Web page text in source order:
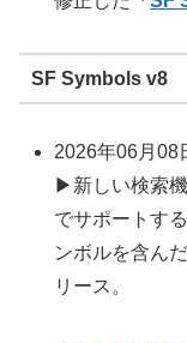
SF Symbols v8
2026年06月08
▶新しい検索
でサポートす
ンボルを含んだ
リース。